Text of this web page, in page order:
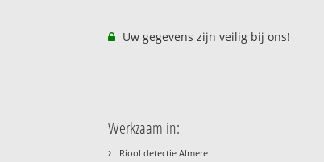
Uw gegevens zijn veilig bij ons!
Werkzaam in:
› Riool detectie Almere